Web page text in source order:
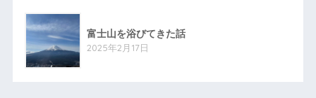
富士山を浴びてきた話
2025年2月17日